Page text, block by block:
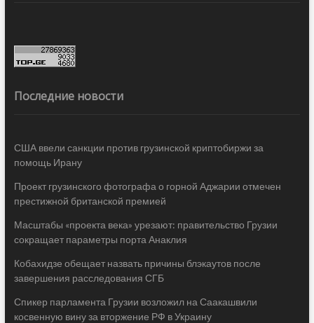
Последние новости
США ввели санкции против грузинской криптобиржи за
помощь Ирану
Проект грузинского фотографа о горной Аджарии отмечен
престижной британской премией
Масштабы «проекта века» урезают: правительство Грузии
сокращает параметры порта Анаклия
Кобахидзе обещает назвать причины блэкаутов после
завершения расследования СГБ
Спикер парламента Грузии возложил на Саакашвили
косвенную вину за вторжение РФ в Украину